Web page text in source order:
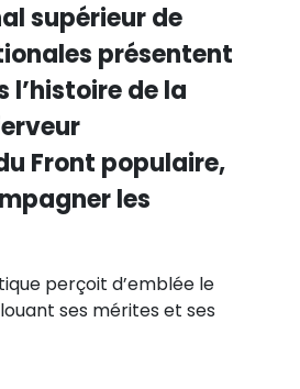
supérieur de
présentent
l’histoire de la
Front populaire,
les
perçoit d’emblée le
ses mérites et ses